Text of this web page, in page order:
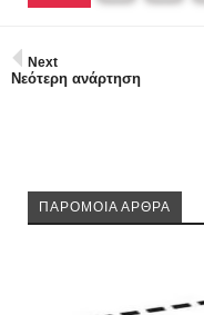
Next
Νεότερη ανάρτηση
ΠΑΡΟΜΟΙΑ ΑΡΘΡΑ